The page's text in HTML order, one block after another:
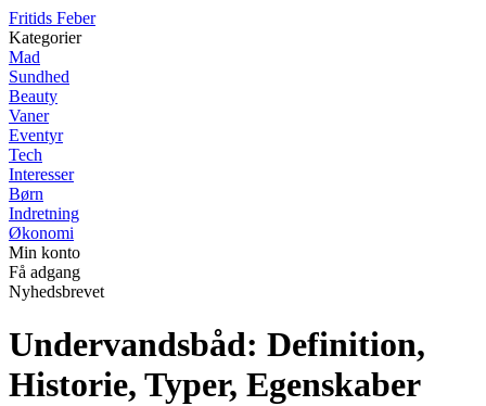
Fritids Feber
Kategorier
Mad
Sundhed
Beauty
Vaner
Eventyr
Tech
Interesser
Børn
Indretning
Økonomi
Min konto
Få adgang
Nyhedsbrevet
Undervandsbåd: Definition,
Historie, Typer, Egenskaber